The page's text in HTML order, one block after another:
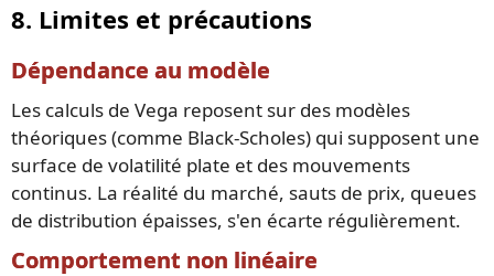
8. Limites et précautions
Dépendance au modèle
Les calculs de Vega reposent sur des modèles
théoriques (comme Black-Scholes) qui supposent une
surface de volatilité plate et des mouvements
continus. La réalité du marché, sauts de prix, queues
de distribution épaisses, s'en écarte régulièrement.
Comportement non linéaire